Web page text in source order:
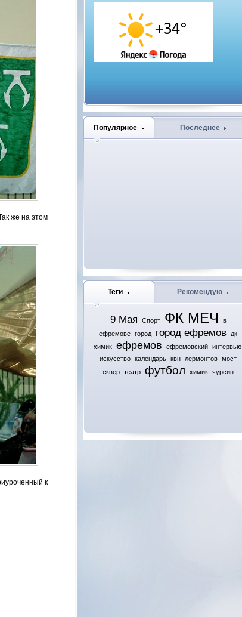
же на этом
к
Популярное Последнее
Теги Рекомендую
9 Мая Спорт ФК МЕЧ
в
ефремове
город город ефремов
дк
химик
ефремов ефремовский
интервью
искусство
календарь квн лермонтов
мост
сквер
театр футбол химик чурсин